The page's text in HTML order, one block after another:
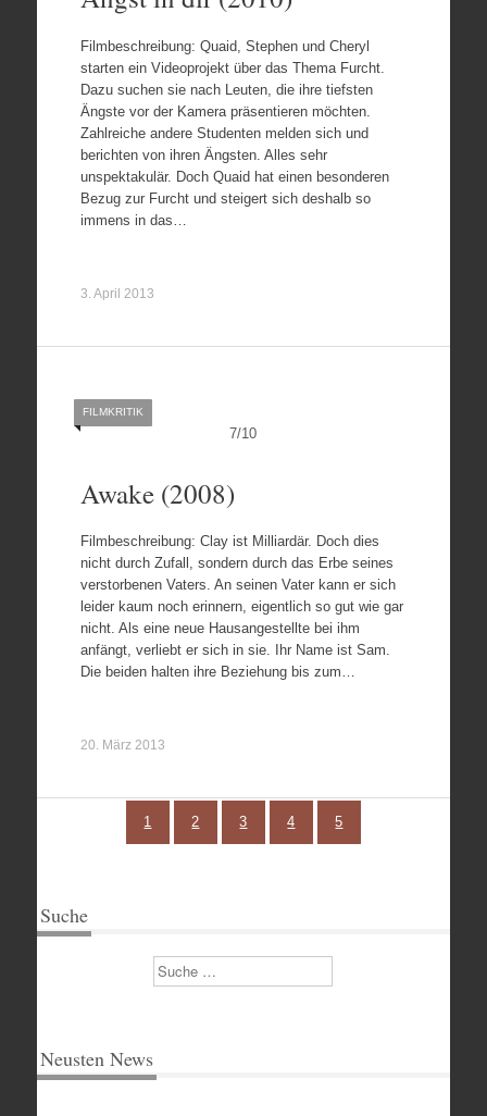
Filmbeschreibung: Quaid, Stephen und Cheryl
starten ein Videoprojekt über das Thema Furcht.
Dazu suchen sie nach Leuten, die ihre tiefsten
Ängste vor der Kamera präsentieren möchten.
Zahlreiche andere Studenten melden sich und
berichten von ihren Ängsten. Alles sehr
unspektakulär. Doch Quaid hat einen besonderen
Bezug zur Furcht und steigert sich deshalb so
immens in das…
3. April 2013
7/10
FILMKRITIK
Awake (2008)
Filmbeschreibung: Clay ist Milliardär. Doch dies
nicht durch Zufall, sondern durch das Erbe seines
verstorbenen Vaters. An seinen Vater kann er sich
leider kaum noch erinnern, eigentlich so gut wie gar
nicht. Als eine neue Hausangestellte bei ihm
anfängt, verliebt er sich in sie. Ihr Name ist Sam.
Die beiden halten ihre Beziehung bis zum…
20. März 2013
1 2 3 4 5
Suche
Suchen
Neusten News